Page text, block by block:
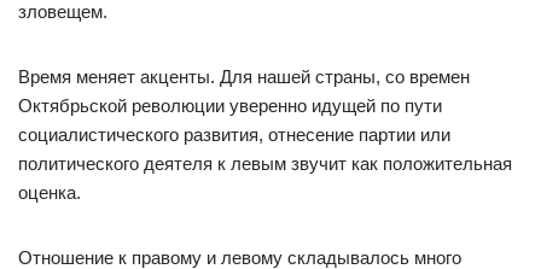
зловещем.
Время меняет акценты. Для нашей страны, со времен
Октябрьской революции уверенно идущей по пути
социалистического развития, отнесение партии или
политического деятеля к левым звучит как положительная
оценка.
Отношение к правому и левому складывалось много